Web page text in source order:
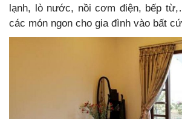
lạnh, lò nước, nồi cơm điện, bếp
các món ngon cho gia đình vào bất